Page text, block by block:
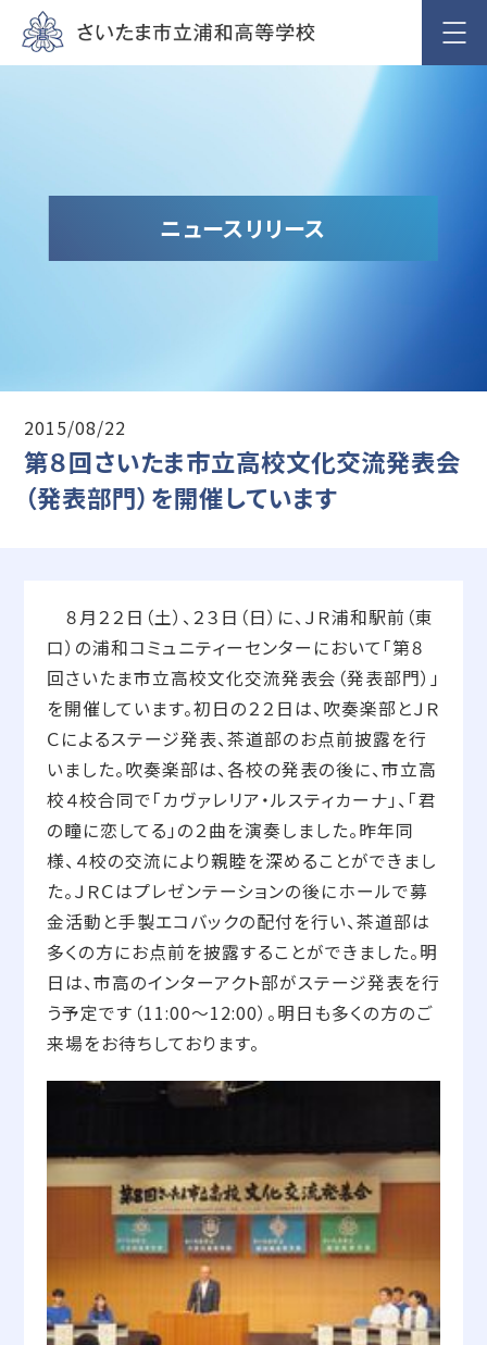
ニュースリリース
2015/08/22
第８回さいたま市立高校文化交流発表会
（発表部門）を開催しています
８月２２日（土）、２３日（日）に、ＪＲ浦和駅前（東
口）の浦和コミュニティーセンターにおいて「第８
回さいたま市立高校文化交流発表会（発表部門）」
を開催しています。初日の２２日は、吹奏楽部とＪＲ
Ｃによるステージ発表、茶道部のお点前披露を行
いました。吹奏楽部は、各校の発表の後に、市立高
校４校合同で「カヴァレリア・ルスティカーナ」、「君
の瞳に恋してる」の２曲を演奏しました。昨年同
様、４校の交流により親睦を深めることができまし
た。ＪＲＣはプレゼンテーションの後にホールで募
金活動と手製エコバックの配付を行い、茶道部は
多くの方にお点前を披露することができました。明
日は、市高のインターアクト部がステージ発表を行
う予定です（11:00～12:00）。明日も多くの方のご
来場をお待ちしております。